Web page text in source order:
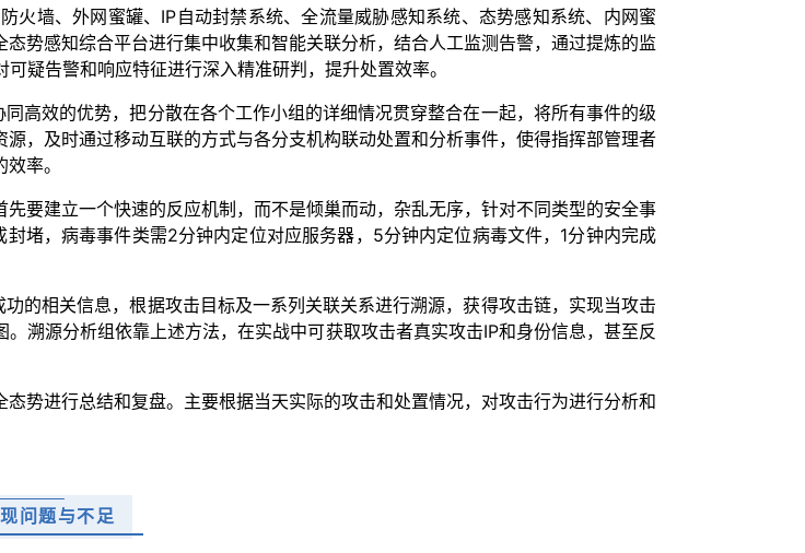
墙、外网蜜罐、IP自动封禁系统、全流量威胁感知系统、态势感知系统、内网蜜
势感知综合平台进行集中收集和智能关联分析，结合人工监测告警，通过提炼的监
疑告警和响应特征进行深入精准研判，提升处置效率。
高效的优势，把分散在各个工作小组的详细情况贯穿整合在一起，将所有事件的级
，及时通过移动互联的方式与各分支机构联动处置和分析事件，使得指挥部管理者
率。
要建立一个快速的反应机制，而不是倾巢而动，杂乱无序，针对不同类型的安全事
堵，病毒事件类需2分钟内定位对应服务器，5分钟内定位病毒文件，1分钟内完成
的相关信息，根据攻击目标及一系列关联关系进行溯源，获得攻击链，实现当攻击
溯源分析组依靠上述方法，在实战中可获取攻击者真实攻击IP和身份信息，甚至反
势进行总结和复盘。主要根据当天实际的攻击和处置情况，对攻击行为进行分析和
问题与不足